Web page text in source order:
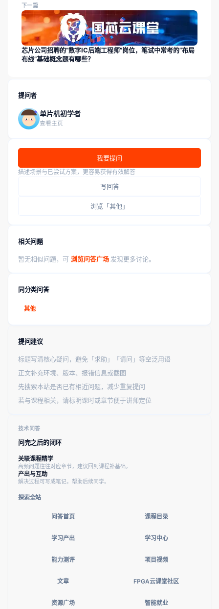
下一篇
芯片公司招聘的“数字IC后端工程师”岗位，笔试中常考的“布局
布线”基础概念题有哪些？
提问者
单片机初学者
查看主页
我要提问
描述场景与已尝试方案，更容易获得有效解答
写回答
浏览「其他」
相关问题
暂无相似问题，可 浏览问答广场 发现更多讨论。
同分类问答
其他
提问建议
标题写清核心疑问，避免「求助」「请问」等空泛用语
正文补充环境、版本、报错信息或截图
先搜索本站是否已有相近问题，减少重复提问
若与课程相关，请标明课时或章节便于讲师定位
技术问答
问完之后的闭环
关联课程精学
高频问题往往对应章节，建议回到课程补基础。
产出与互助
解决过程可写成笔记，帮助后续同学。
探索全站
问答首页 课程目录
学习产出 学习中心
能力测评 项目视频
文章 FPGA云课堂社区
资源广场 智能就业